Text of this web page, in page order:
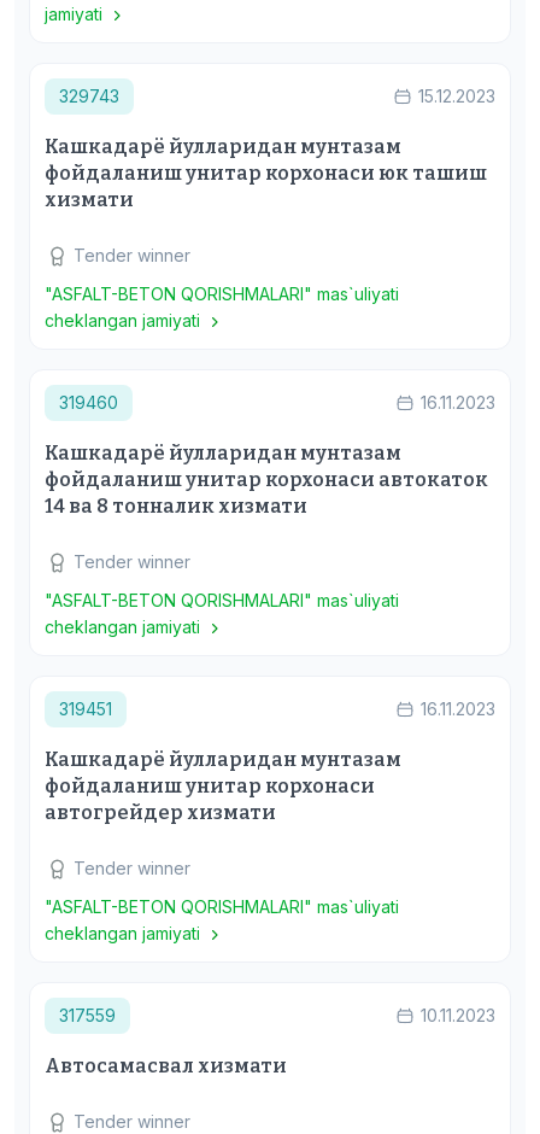
jamiyati
329743 15.12.2023
Кашкадарё йулларидан мунтазам
фойдаланиш унитар корхонаси юк ташиш
хизмати
Tender winner
"ASFALT-BETON QORISHMALARI" mas`uliyati
cheklangan jamiyati
319460 16.11.2023
Кашкадарё йулларидан мунтазам
фойдаланиш унитар корхонаси автокаток
14 ва 8 тонналик хизмати
Tender winner
"ASFALT-BETON QORISHMALARI" mas`uliyati
cheklangan jamiyati
319451 16.11.2023
Кашкадарё йулларидан мунтазам
фойдаланиш унитар корхонаси
автогрейдер хизмати
Tender winner
"ASFALT-BETON QORISHMALARI" mas`uliyati
cheklangan jamiyati
317559 10.11.2023
Автосамасвал хизмати
Tender winner